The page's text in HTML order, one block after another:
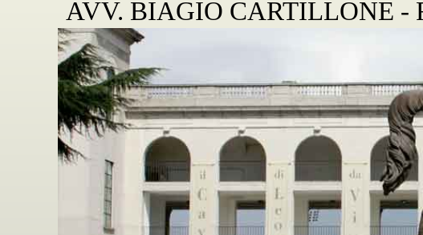
AVV. BIAGIO CARTILLONE -